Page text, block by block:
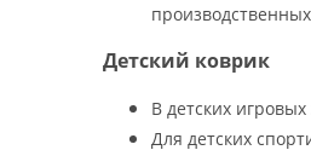
Детский коврик
В детских игровых
Для детских